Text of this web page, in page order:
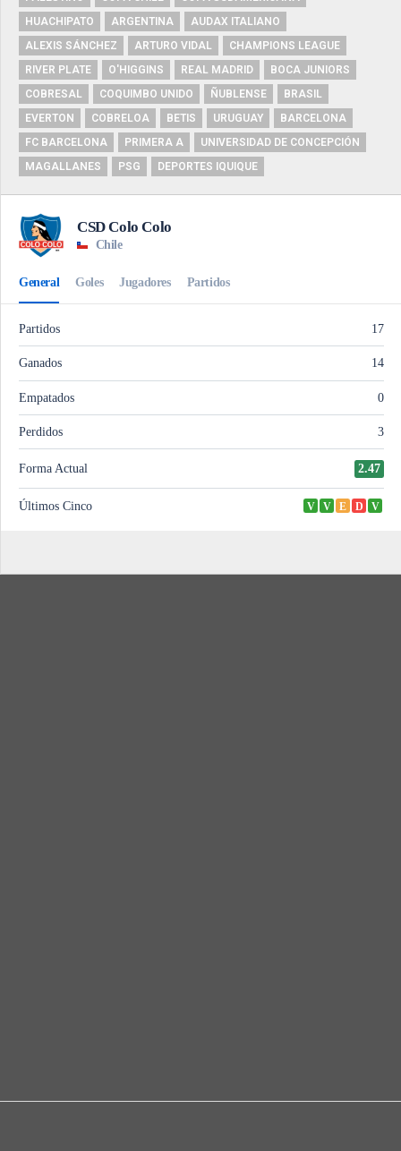
HUACHIPATO
ARGENTINA
AUDAX ITALIANO
ALEXIS SÁNCHEZ
ARTURO VIDAL
CHAMPIONS LEAGUE
RIVER PLATE
O'HIGGINS REAL MADRID
BOCA JUNIORS
COBRESAL
COQUIMBO UNIDO ÑUBLENSE
BRASIL
EVERTON
COBRELOA BETIS URUGUAY
BARCELONA
FC BARCELONA
PRIMERA A
UNIVERSIDAD DE CONCEPCIÓN
MAGALLANES
PSG DEPORTES IQUIQUE